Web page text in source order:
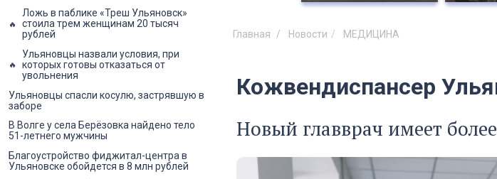
Главная Новости МЕДИЦИНА
Кожвендиспансер
Новый главврач имеет
Ложь в паблике «Треш Ульяновск»
стоила трем женщинам 20 тысяч
рублей
Ульяновцы назвали условия, при
которых готовы отказаться от
увольнения
Ульяновцы спасли косулю, застрявшую в
заборе
В Волге у села Берёзовка найдено тело
51-летнего мужчины
Благоустройство фиджитал-центра в
Ульяновске обойдется в 8 млн рублей